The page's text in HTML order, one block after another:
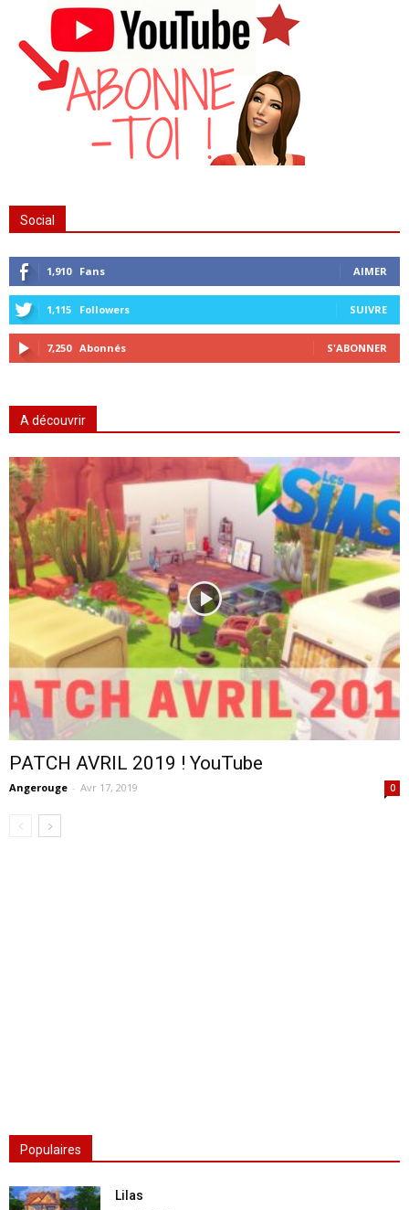
Social
1,910 Fans AIMER
1,115 Followers SUIVRE
7,250 Abonnés S'ABONNER
A découvrir
PATCH AVRIL 2019 ! YouTube
Angerouge - Avr 17, 2019 0
Populaires
Lilas